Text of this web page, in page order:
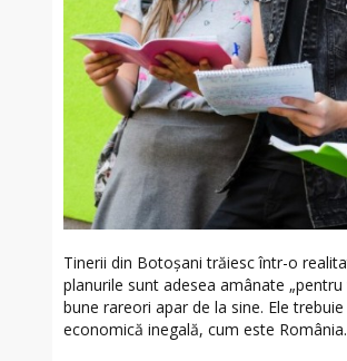
Tinerii din Botoșani trăiesc într-o
planurile sunt adesea amânate
bune rareori apar de la sine. Ele
economică inegală, cum este România.